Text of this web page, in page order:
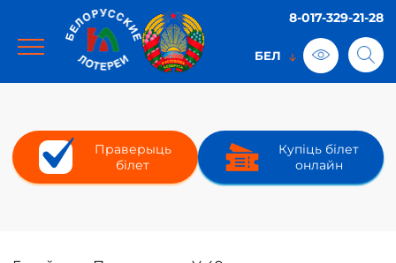
8-017-329-21-28
Праверыць
білет
Купіць білет
онлайн